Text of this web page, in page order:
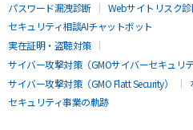
パスワード漏洩診断
Webサイトリスク
セキュリティ相談AIチャットボット
実在証明・盗聴対策
サイバー攻撃対策（GMOサイバーセキュリ
サイバー攻撃対策（GMO Flatt Security）
セキュリティ事業の軌跡